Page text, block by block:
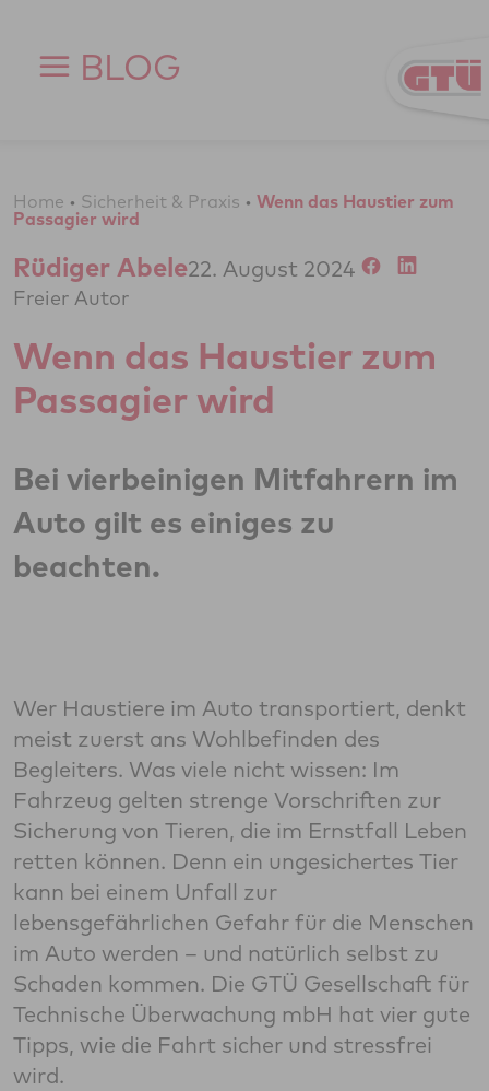
BLOG
Home • Sicherheit & Praxis • Wenn das Haustier zum
Passagier wird
Rüdiger Abele
Freier Autor
22. August 2024
Wenn das Haustier zum
Passagier wird
Bei vierbeinigen Mitfahrern im
Auto gilt es einiges zu
beachten.
Wer Haustiere im Auto transportiert, denkt
meist zuerst ans Wohlbefinden des
Begleiters. Was viele nicht wissen: Im
Fahrzeug gelten strenge Vorschriften zur
Sicherung von Tieren, die im Ernstfall Leben
retten können. Denn ein ungesichertes Tier
kann bei einem Unfall zur
lebensgefährlichen Gefahr für die Menschen
im Auto werden – und natürlich selbst zu
Schaden kommen. Die GTÜ Gesellschaft für
Technische Überwachung mbH hat vier gute
Tipps, wie die Fahrt sicher und stressfrei
wird.